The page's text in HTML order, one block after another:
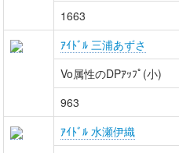
1663
ｱｲﾄﾞﾙ 三浦あずさ
Vo属性のDPｱｯﾌﾟ(小)
963
ｱｲﾄﾞﾙ 水瀬伊織